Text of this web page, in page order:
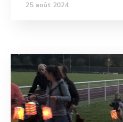
25 août 2024